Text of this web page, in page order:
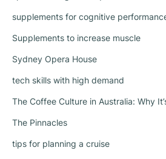
supplements for cognitive
Supplements to increase muscle
Sydney Opera House
tech skills with high demand
The Coffee Culture in Australia: Why
The Pinnacles
tips for planning a cruise